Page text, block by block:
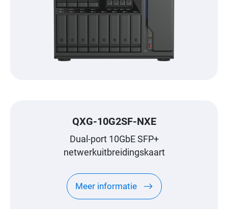
QXG-10G2SF-NXE
Dual-port 10GbE SFP+
netwerkuitbreidingskaart
Meer informatie